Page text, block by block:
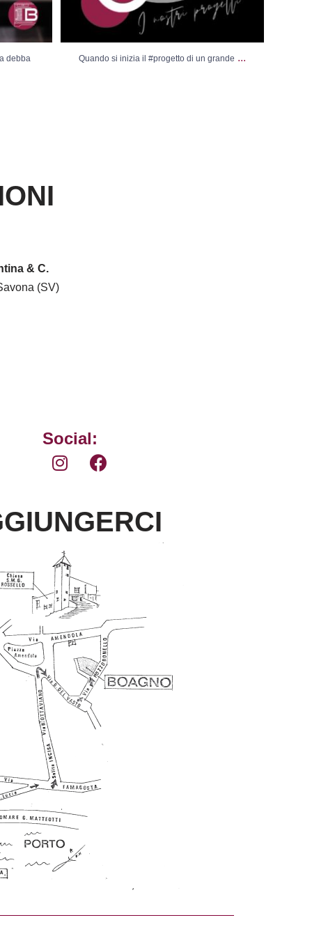
debba
Quando si inizia il #progetto di un grande ...
& C.
(SV)
Social: